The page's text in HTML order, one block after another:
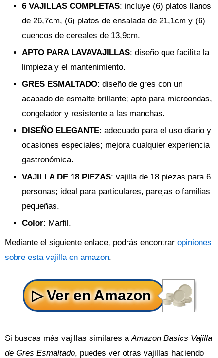
6 VAJILLAS COMPLETAS: incluye (6) platos llanos
de 26,7cm, (6) platos de ensalada de 21,1cm y (6)
cuencos de cereales de 13,9cm.
APTO PARA LAVAVAJILLAS: diseño que facilita la
limpieza y el mantenimiento.
GRES ESMALTADO: diseño de gres con un
acabado de esmalte brillante; apto para microondas,
congelador y resistente a las manchas.
DISEÑO ELEGANTE: adecuado para el uso diario y
ocasiones especiales; mejora cualquier experiencia
gastronómica.
VAJILLA DE 18 PIEZAS: vajilla de 18 piezas para 6
personas; ideal para particulares, parejas o familias
pequeñas.
Color: Marfil.
Mediante el siguiente enlace, podrás encontrar opiniones
sobre esta vajilla en amazon.
Si buscas más vajillas similares a Amazon Basics Vajilla
de Gres Esmaltado, puedes ver otras vajillas haciendo